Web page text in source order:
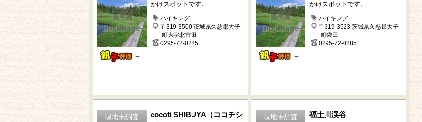
－
かけスポットです。
ハイキング
〒319-3500 茨城県久慈郡大子
町大字北富田
0295-72-0285
－
かけスポットです。
ハイキング
〒319-3523 茨城県久慈郡大子
町袋田
0295-72-0285
現地未調査
cocoti SHIBUYA（ココチシ
現地未調査 福士川渓谷